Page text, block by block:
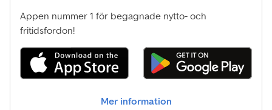
Appen nummer 1 för begagnade nytto- och
fritidsfordon!
Mer information